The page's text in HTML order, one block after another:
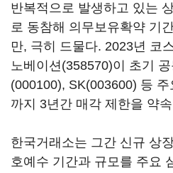
반복적으로 발생하고 있는
로 동참해 의무보유확약 기
만, 극히 드물다. 2023년 코
노베이션(358570)이 초기
(000100), SK(003600) 등 주
까지 3년간 매각 제한을 약
한국거래소는 그간 신규 상
호예수 기간과 규모를 주요